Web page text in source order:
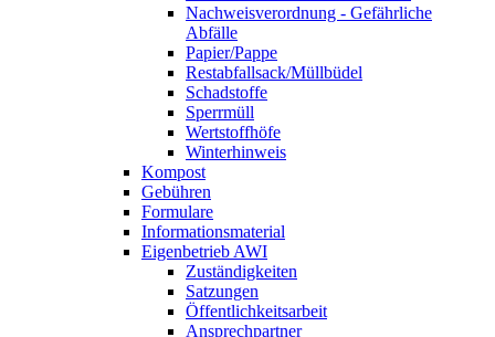
Nachweisverordnung - Gefährliche
Abfälle
Papier/Pappe
Restabfallsack/Müllbüdel
Schadstoffe
Sperrmüll
Wertstoffhöfe
Winterhinweis
Kompost
Gebühren
Formulare
Informationsmaterial
Eigenbetrieb AWI
Zuständigkeiten
Satzungen
Öffentlichkeitsarbeit
Ansprechpartner